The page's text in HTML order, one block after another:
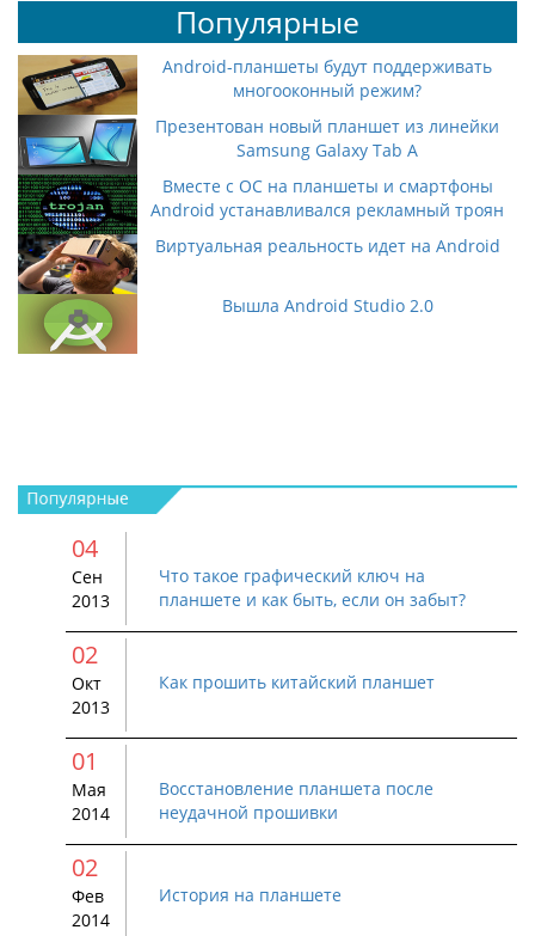
Популярные
Android-планшеты будут поддерживать
многооконный режим?
Презентован новый планшет из линейки
Samsung Galaxy Tab A
Вместе с ОС на планшеты и смартфоны
Android устанавливался рекламный троян
Виртуальная реальность идет на Android
Вышла Android Studio 2.0
04
Сен
2013
Что такое графический ключ на
планшете и как быть, если он забыт?
02
Окт
2013
Как прошить китайский планшет
01
Мая
2014
Восстановление планшета после
неудачной прошивки
02
Фев
2014
История на планшете